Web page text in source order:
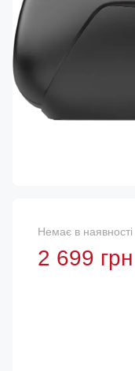
Немає в наявності
2 699 грн